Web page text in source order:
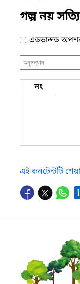
গল্প নয় সত্যি
এডভান্সড
নং
এই কনটেন্টটি